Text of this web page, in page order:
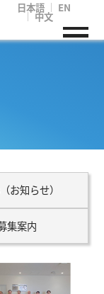
日本語 EN
中文
お知らせ）
集案内